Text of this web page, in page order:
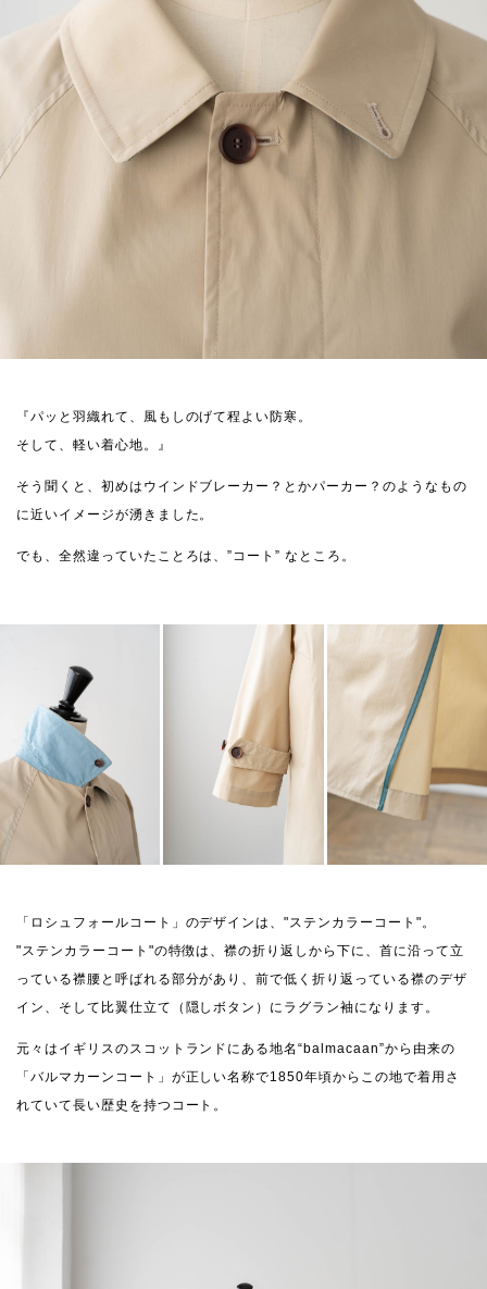
『パッと羽織れて、風もしのげて程よい防寒。
そして、軽い着心地。』
そう聞くと、初めはウインドブレーカー？とかパーカー？のようなもの
に近いイメージが湧きました。
でも、全然違っていたことろは、”コート” なところ。
「ロシュフォールコート」のデザインは、"ステンカラーコート"。
"ステンカラーコート"の特徴は、襟の折り返しから下に、首に沿って立
っている襟腰と呼ばれる部分があり、前で低く折り返っている襟のデザ
イン、そして比翼仕立て（隠しボタン）にラグラン袖になります。
元々はイギリスのスコットランドにある地名“balmacaan”から由来の
「バルマカーンコート」が正しい名称で1850年頃からこの地で着用さ
れていて長い歴史を持つコート。